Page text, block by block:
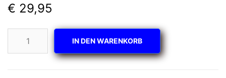
€ 29,95
MK270
IN DEN WARENKORB